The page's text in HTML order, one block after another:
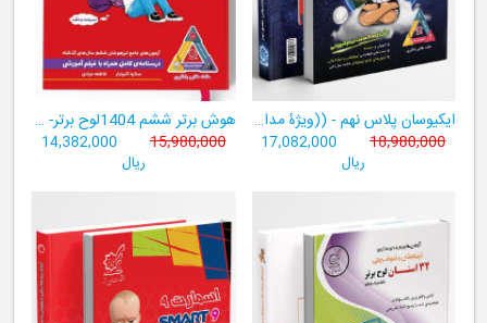
ایکیوسان پلاس نهم - ((ویژۀ مدارس نمونه دولتی، تیزهوشان و سمپاد+ فیلم‌های آموزشی+سامانۀ آزمون‌ساز رایگان))
18,980,000
17,082,000
ریال
هوش برتر ششم 1404لوح برتر- ((ویژۀ آزمون تیزهوشان پایۀ ششم+ فیلم آموزشی + سامانۀ آزمون‌ساز رایگان))
15,980,000
14,382,000
ریال